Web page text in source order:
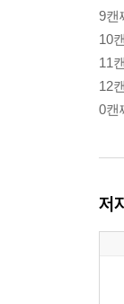
9캔
10
11
12
0캔
저